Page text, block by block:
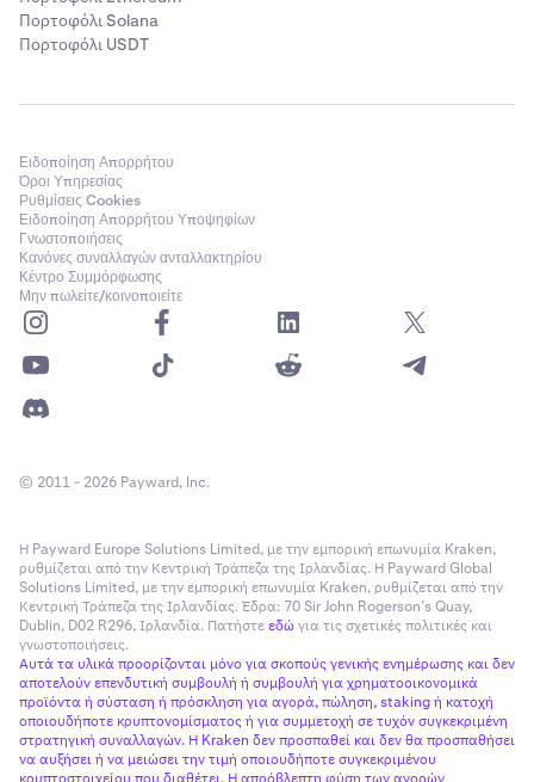
Πορτοφόλι Solana
Πορτοφόλι USDT
Ειδοποίηση Απορρήτου
Όροι Υπηρεσίας
Ρυθμίσεις Cookies
Ειδοποίηση Απορρήτου Υποψηφίων
Γνωστοποιήσεις
Κανόνες συναλλαγών ανταλλακτηρίου
Κέντρο Συμμόρφωσης
Μην πωλείτε/κοινοποιείτε
© 2011 - 2026 Payward, Inc.
Η Payward Europe Solutions Limited, με την εμπορική επωνυμία Kraken,
ρυθμίζεται από την Κεντρική Τράπεζα της Ιρλανδίας. Η Payward Global
Solutions Limited, με την εμπορική επωνυμία Kraken, ρυθμίζεται από την
Κεντρική Τράπεζα της Ιρλανδίας. Έδρα: 70 Sir John Rogerson’s Quay,
Dublin, D02 R296, Ιρλανδία. Πατήστεεδώγια τις σχετικές πολιτικές και
γνωστοποιήσεις.
Αυτά τα υλικά προορίζονται μόνο για σκοπούς γενικής ενημέρωσης και δεν
αποτελούν επενδυτική συμβουλή ή συμβουλή για χρηματοοικονομικά
προϊόντα ή σύσταση ή πρόσκληση για αγορά, πώληση, staking ή κατοχή
οποιουδήποτε κρυπτονομίσματος ή για συμμετοχή σε τυχόν συγκεκριμένη
στρατηγική συναλλαγών. Η Kraken δεν προσπαθεί και δεν θα προσπαθήσει
να αυξήσει ή να μειώσει την τιμή οποιουδήποτε συγκεκριμένου